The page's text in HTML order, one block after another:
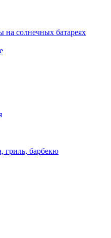
на солнечных батареях
гриль, барбекю